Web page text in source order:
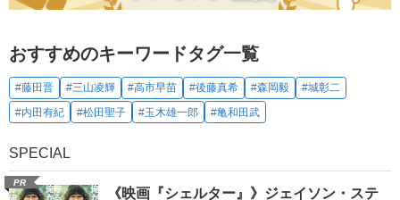
おすすめのキーワードタグ一覧
#藤田晋 #三山凌輝 #高市早苗 #後藤真希 #森岡毅
#城彰二
#内田有紀
#松田聖子 #玉木雄一郎 #亀和田武
SPECIAL
PR
《映画『シェルター』》ジェイソン・ステ